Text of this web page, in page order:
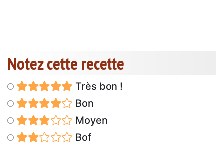
Notez cette recette
Très bon !
Bon
Moyen
Bof